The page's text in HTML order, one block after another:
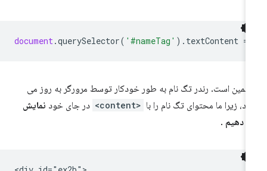
document.querySelector('#nameTag').textContent
است. رندر تگ نام به طور خودکار توسط مرورگر به روز می
زیرا ما محتوای تگ نام را با
<content> در جای خودنمایش
دهیم.